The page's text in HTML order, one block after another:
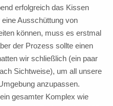
erfolgreich das Kissen
Ausschüttung von
können, muss es erstmal
der Prozess sollte einen
wir schließlich (ein paar
Sichtweise), um all unsere
anzupassen.
gesamter Komplex wie